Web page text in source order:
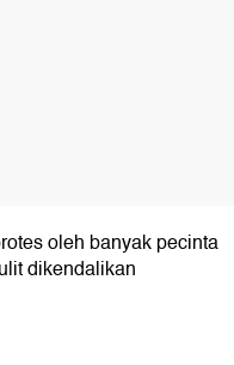
oleh banyak pecinta
dikendalikan